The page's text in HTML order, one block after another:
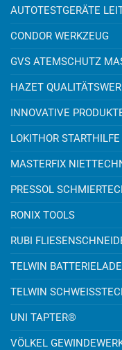
AUTOTESTGERÄTE
CONDOR WERKZEUG
GVS ATEMSCHUTZ
HAZET
INNOVATIVE
LOKITHOR STARTHILFE
MASTERFIX
PRESSOL
RONIX TOOLS
RUBI
TELWIN
TELWIN
UNI TAPTER®
VÖLKEL